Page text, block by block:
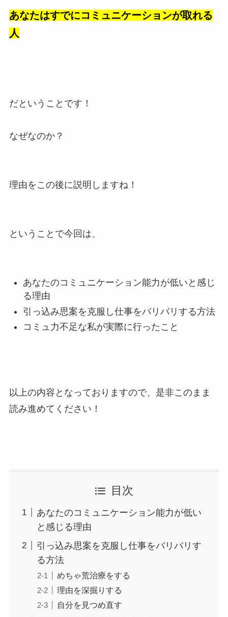
あなたはすでにコミュニケーションが取れる
人
だということです！
なぜなのか？
理由をこの後に説明しますね！
ということで今回は、
あなたのコミュニケーション能力が低いと感じ
る理由
引っ込み思案を克服し仕事をバリバリする方法
コミュ力不足な私が実際に行ったこと
以上の内容となっておりますので、是非このまま
読み進めてください！
目次
あなたのコミュニケーション能力が低い
と感じる理由
引っ込み思案を克服し仕事をバリバリす
る方法
めちゃ荒治療をする
理由を深掘りする
自分を見つめ直す